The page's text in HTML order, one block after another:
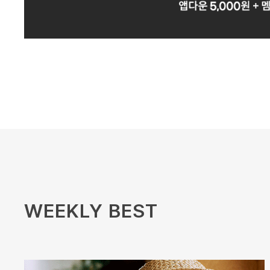
WEEKLY BEST